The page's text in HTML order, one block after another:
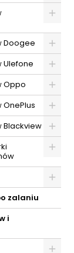
Doogee
Ulefone
Oppo
Blackview
zalaniu
i